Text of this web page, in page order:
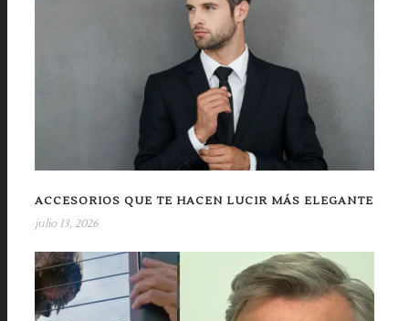
ACCESORIOS QUE TE HACEN LUCIR MÁS ELEGANTE
julio 13, 2026